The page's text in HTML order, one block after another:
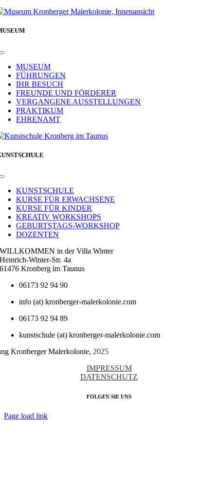
Toggle
NavigationMUSEUM
FÜHRUNGEN
IHR BESUCH
FREUNDE UND FÖRDERER
VERGANGENE AUSSTELLUNGEN
PRAKTIKUM
EHRENAMT
Toggle
NavigationKUNSTSCHULE
KURSE FÜR ERWACHSENE
KURSE FÜR KINDER
KREATIV WORKSHOPS
GEBURTSTAGS-WORKSHOP
DOZENTEN
WILLKOMMEN in der Villa Winter
Heinrich-Winter-Str. 4a
61476 Kronberg im Taunus
06173 92 94 90
info (at) kronberger-malerkolonie.com
06173 92 94 89
kunstschule (at) kronberger-malerkolonie.com
Kronberger Malerkolonie, 2025
IMPRESSUM
DATENSCHUTZ
FOLGEN SIE UNS
Page load link